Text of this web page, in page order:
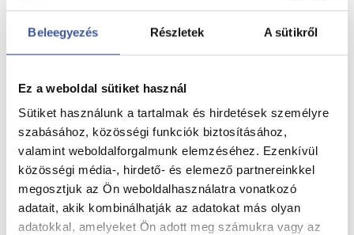
Beleegyezés Részletek A sütikről
Ez a weboldal sütiket használ
Sütiket használunk a tartalmak és hirdetések személyre
szabásához, közösségi funkciók biztosításához,
valamint weboldalforgalmunk elemzéséhez. Ezenkívül
közösségi média-, hirdető- és elemező partnereinkkel
megosztjuk az Ön weboldalhasználatra vonatkozó
adatait, akik kombinálhatják az adatokat más olyan
adatokkal, amelyeket Ön adott meg számukra vagy az
dr. Káfony András
→
Őssejtkezelés
→
PRP-PRF kezelés
4D Babamozi